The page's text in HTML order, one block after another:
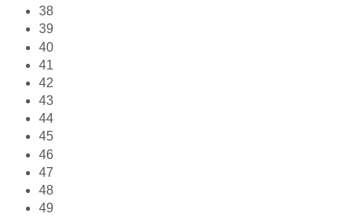
38
39
40
41
42
43
44
45
46
47
48
49